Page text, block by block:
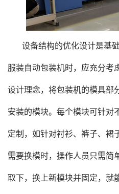
设备结构的优化设计是基础
服装自动包装机时，应充分考
设计理念，将包装机的模具部
安装的模块。每个模块可针对
定制，如针对衬衫、裤子、裙
需要换模时，操作人员只需简
取下，换上新模块并固定，就